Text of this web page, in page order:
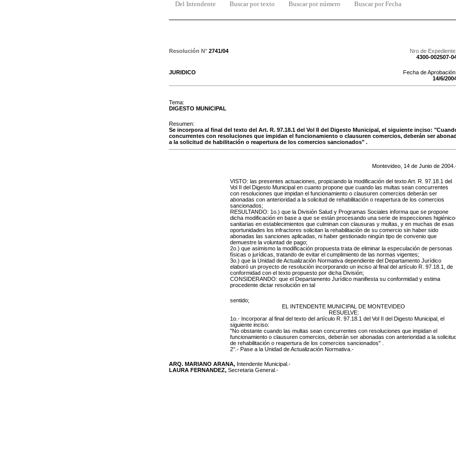
Del Intendente Buscar por texto Buscar por número Buscar por Fecha
Resolución N° 2741/04
Nro de
4300-002507-
JURIDICO
Fecha de
14/6/
Tema:
DIGESTO MUNICIPAL
Resumen:
Se incorpora al final del texto del Art. R. 97.18.1 del Vol II del Digesto Municipal, el siguiente inciso:
concurrentes con resoluciones que impidan el funcionamiento o clausuren comercios, deberán ser
a la solicitud de habilitación o reapertura de los comercios sancionados" .
Montevideo, 14 de Junio de 2004
VISTO: las presentes actuaciones, propiciando la modificación del texto Art. R. 97.18.1 del
Vol II del Digesto Municipal en cuanto propone que cuando las multas sean concurrentes
con resoluciones que impidan el funcionamiento o clausuren comercios deberán ser
abonadas con anterioridad a la solicitud de rehabilitación o reapertura de los comercios
sancionados;
RESULTANDO: 1o.) que la División Salud y Programas Sociales informa que se propone
dicha modificación en base a que se están procesando una serie de inspecciones
sanitarias en establecimientos que culminan con clausuras y multas, y en muchas de esas
oportunidades los infractores solicitan la rehabilitación de su comercio sin haber sido
abonadas las sanciones aplicadas, ni haber gestionado ningún tipo de convenio que
demuestre la voluntad de pago;
2o.) que asimismo la modificación propuesta trata de eliminar la especulación de personas
físicas o jurídicas, tratando de evitar el cumplimiento de las normas vigentes;
3o.) que la Unidad de Actualización Normativa dependiente del Departamento Jurídico
elaboró un proyecto de resolución incorporando un inciso al final del artículo R. 97.18.1, de
conformidad con el texto propuesto por dicha División;
CONSIDERANDO: que el Departamento Jurídico manifiesta su conformidad y estima
procedente dictar resolución en tal
sentido;
EL INTENDENTE MUNICIPAL DE MONTEVIDEO
RESUELVE:
1o.- Incorporar al final del texto del artículo R. 97.18.1 del Vol II del Digesto Municipal, el
siguiente inciso:
"No obstante cuando las multas sean concurrentes con resoluciones que impidan el
funcionamiento o clausuren comercios, deberán ser abonadas con anterioridad a la
de rehabilitación o reapertura de los comercios sancionados" .
2°.- Pase a la Unidad de Actualización Normativa.-
ARQ. MARIANO ARANA, Intendente Municipal.-
LAURA FERNANDEZ, Secretaria General.-